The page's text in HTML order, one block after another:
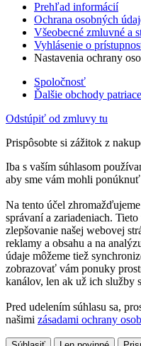
Prehľad informácií
Ochrana osobných
Všeobecné zmluvné a
Vyhlásenie o
Nastavenia ochrany
Spoločnosť
Ďalšie obchody
Odstúpiť od zmluvy tu
Prispôsobte si zážitok z
Iba s vaším súhlasom
aby sme vám mohli
Na tento účel
správaní a zariadeniach.
zlepšovanie našej webovej
reklamy a obsahu a na
údaje môžeme tiež
zobrazovať vám ponuky
kanálov, len ak už ich služby
Pred udelením súhlasu sa,
našimi zásadami ochrany